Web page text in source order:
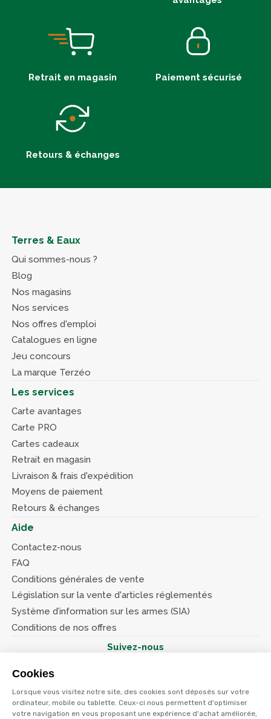
Cookies
Lorsque vous visitez notre site, des cookies sont déposés sur votre
ordinateur, mobile ou tablette. Ceux-ci nous permettent d'optimiser
votre navigation en vous proposant une expérience d'achat améliorée,
Retrait en magasin Paiement sécurisé
Retours & échanges
Terres & Eaux
Qui sommes-nous ?
Blog
Nos magasins
Nos services
Nos offres d'emploi
Catalogues en ligne
Jeu concours
La marque Terzéo
Les services
Carte avantages
Carte PRO
Cartes cadeaux
Retrait en magasin
Livraison & frais d'expédition
Moyens de paiement
Retours & échanges
Aide
Contactez-nous
FAQ
Conditions générales de vente
Législation sur la vente d'articles réglementés
Système d’information sur les armes (SIA)
Conditions de nos offres
Suivez-nous
© Terres et eaux 2026